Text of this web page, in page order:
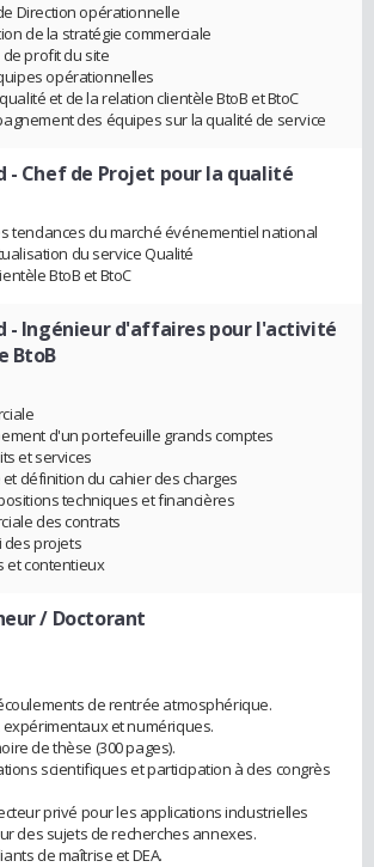
Direction opérationnelle
de la stratégie commerciale
profit du site
opérationnelles
et de la relation clientèle BtoB et BtoC
des équipes sur la qualité de service
- Chef de Projet pour la qualité
tendances du marché événementiel national
du service Qualité
BtoB et BtoC
- Ingénieur d'affaires pour l'activité
BtoB
d'un portefeuille grands comptes
et services
définition du cahier des charges
techniques et financières
des contrats
des projets
et contentieux
/ Doctorant
de rentrée atmosphérique.
et numériques.
de thèse (300 pages).
scientifiques et participation à des congrès
privé pour les applications industrielles
des sujets de recherches annexes.
de maîtrise et DEA.